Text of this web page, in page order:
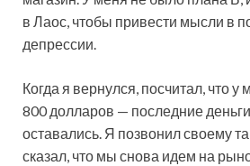
в Лаос, чтобы привести мысли в
депрессии.
Когда я вернулся, посчитал, что у
800 долларов — последние
оставались. Я позвонил своему
сказал, что мы снова идем на